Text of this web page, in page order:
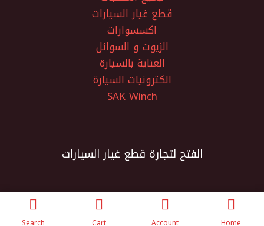
قطع غيار السيارات
اكسسوارات
الزيوت و السوائل
العناية بالسيارة
الكترونيات السيارة
SAK Winch
الفتح لتجارة قطع غيار السيارات
Home
Account
Cart
Search